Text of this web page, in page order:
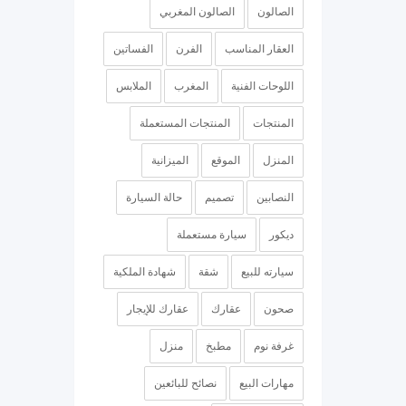
الصالون الصالون المغربي
العقار المناسب الفرن الفساتين
اللوحات الفنية المغرب الملابس
المنتجات المنتجات المستعملة
المنزل الموقع الميزانية
النصابين تصميم حالة السيارة
ديكور سيارة مستعملة
سيارته للبيع شقة شهادة الملكية
صحون عقارك عقارك للإيجار
غرفة نوم مطبخ منزل
مهارات البيع نصائح للبائعين